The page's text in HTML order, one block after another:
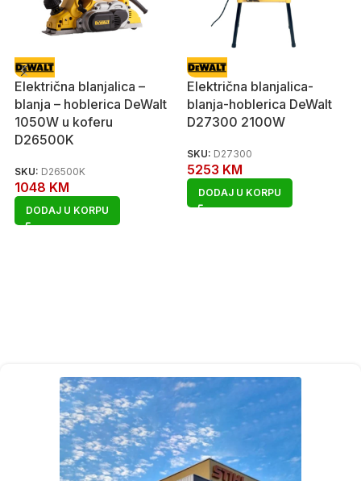
Električna blanjalica –
blanja – hoblerica DeWalt
1050W u koferu
D26500K
SKU: D26500K
1048 KM
DODAJ U KORPU
Električna blanjalica-
blanja-hoblerica DeWalt
D27300 2100W
SKU: D27300
5253 KM
DODAJ U KORPU